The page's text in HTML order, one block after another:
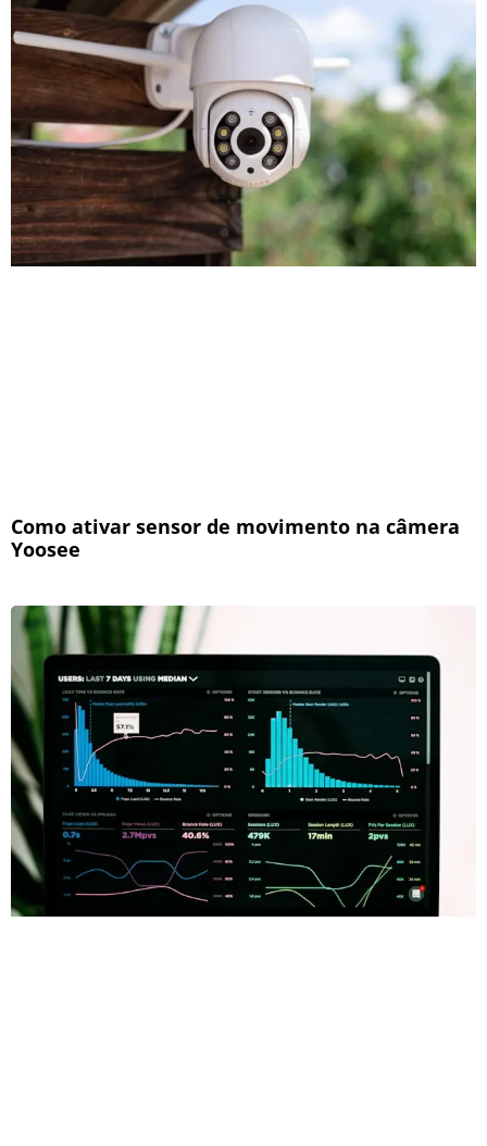
Como ativar sensor de movimento na câmera
Yoosee